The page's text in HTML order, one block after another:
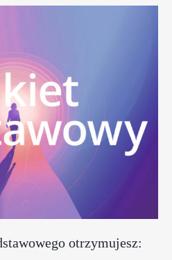
otrzymujesz: